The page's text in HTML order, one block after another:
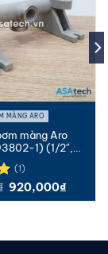
MÀNG ARO
màng Aro
1) (1/2″,
Manifold
(1)
Giá
920,000₫Giá